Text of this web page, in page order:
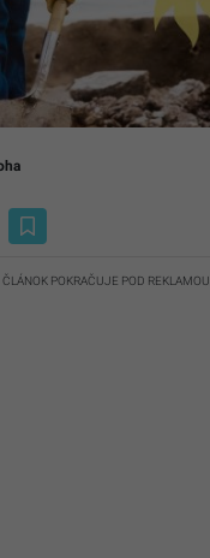
ČLÁNOK POKRAČUJE POD REKLAMOU